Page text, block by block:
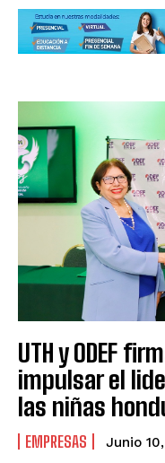
UTH y ODEF
impulsar el
las niñas
EMPRESAS Junio